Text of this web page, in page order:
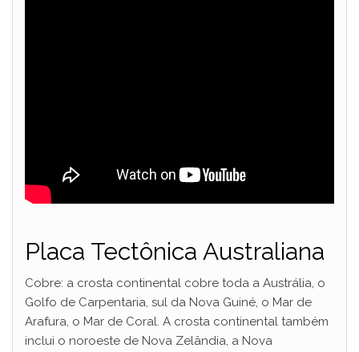
Placa Tectônica Australiana
Cobre: a crosta continental cobre toda a Austrália, o
Golfo de Carpentaria, sul da Nova Guiné, o Mar de
Arafura, o Mar de Coral. A crosta continental também
inclui o noroeste de Nova Zelândia, a Nova